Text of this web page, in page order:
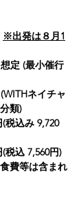
※出発は８月1
類)
(税込 7,560円)
費等は含まれ